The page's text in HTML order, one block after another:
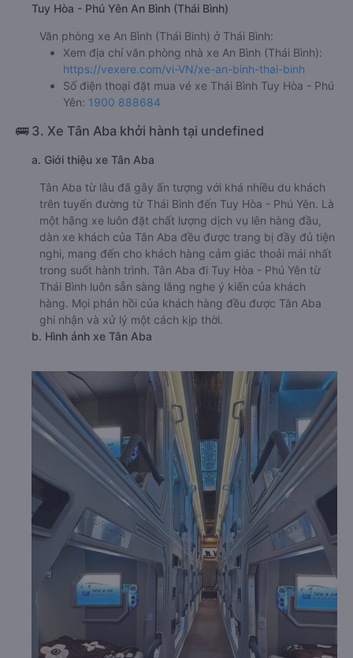
Tuy Hòa - Phú Yên An Bình (Thái Bình)
Văn phòng xe An Bình (Thái Bình) ở Thái Bình:
Xem địa chỉ văn phòng nhà xe An Bình (Thái Bình):
https://vexere.com/vi-VN/xe-an-binh-thai-binh
Số điện thoại đặt mua vé xe Thái Bình Tuy Hòa - Phú
Yên: 1900 888684
🚌 3. Xe Tân Aba khởi hành tại undefined
a. Giới thiệu xe Tân Aba
Tân Aba từ lâu đã gây ấn tượng với khá nhiều du khách
trên tuyến đường từ Thái Bình đến Tuy Hòa - Phú Yên. Là
một hãng xe luôn đặt chất lượng dịch vụ lên hàng đầu,
dàn xe khách của Tân Aba đều được trang bị đầy đủ tiện
nghi, mang đến cho khách hàng cảm giác thoải mái nhất
trong suốt hành trình. Tân Aba đi Tuy Hòa - Phú Yên từ
Thái Bình luôn sẵn sàng lắng nghe ý kiến của khách
hàng. Mọi phản hồi của khách hàng đều được Tân Aba
ghi nhận và xử lý một cách kịp thời.
b. Hình ảnh xe Tân Aba